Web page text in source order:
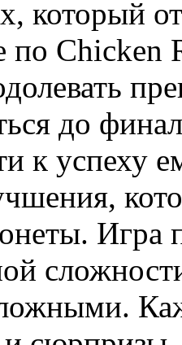
который
Chicken
до
к успеху
Игра